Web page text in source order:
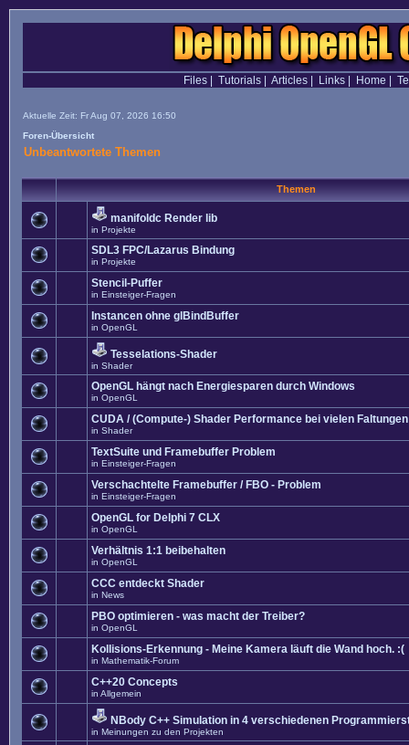
Files| Tutorials| Articles| Links| Home
Aktuelle Zeit: Fr Aug 07, 2026 16:50
Foren-Übersicht
Unbeantwortete Themen
Themen
manifoldc Render lib
in Projekte
SDL3 FPC/Lazarus Bindung
in Projekte
Stencil-Puffer
in Einsteiger-Fragen
Instancen ohne glBindBuffer
in OpenGL
Tesselations-Shader
in Shader
OpenGL hängt nach Energiesparen durch Windows
in OpenGL
CUDA / (Compute-) Shader Performance bei vielen Faltungen
in Shader
TextSuite und Framebuffer Problem
in Einsteiger-Fragen
Verschachtelte Framebuffer / FBO - Problem
in Einsteiger-Fragen
OpenGL for Delphi 7 CLX
in OpenGL
Verhältnis 1:1 beibehalten
in OpenGL
CCC entdeckt Shader
in News
PBO optimieren - was macht der Treiber?
in OpenGL
Kollisions-Erkennung - Meine Kamera läuft die Wand hoch. :(
in Mathematik-Forum
C++20 Concepts
in Allgemein
NBody C++ Simulation in 4 verschiedenen
in Meinungen zu den Projekten